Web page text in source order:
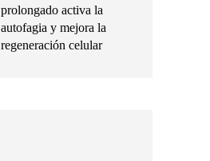
prolongado activa la
autofagia y mejora la
regeneración celular